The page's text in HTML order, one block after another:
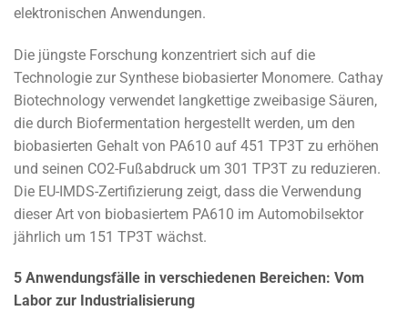
elektronischen Anwendungen.
Die jüngste Forschung konzentriert sich auf die
Technologie zur Synthese biobasierter Monomere. Cathay
Biotechnology verwendet langkettige zweibasige Säuren,
die durch Biofermentation hergestellt werden, um den
biobasierten Gehalt von PA610 auf 451 TP3T zu erhöhen
und seinen CO2-Fußabdruck um 301 TP3T zu reduzieren.
Die EU-IMDS-Zertifizierung zeigt, dass die Verwendung
dieser Art von biobasiertem PA610 im Automobilsektor
jährlich um 151 TP3T wächst.
5 Anwendungsfälle in verschiedenen Bereichen: Vom
Labor zur Industrialisierung